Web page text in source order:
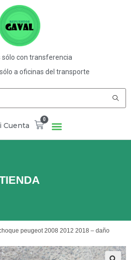
sólo con transferencia
a oficinas del transporte
Cuenta
0
peugeot 2008 2012 2018 – daño